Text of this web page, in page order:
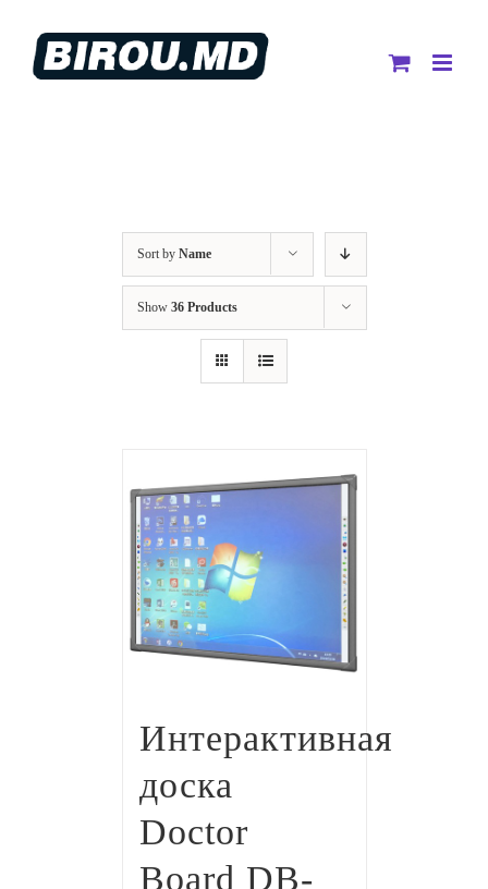
content
Sort by Name
Show 36 Products
Интерактивная
доска
Doctor
Board DB-